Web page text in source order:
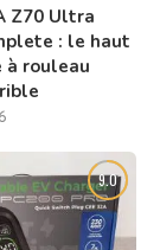
Z70 Ultra
: le haut
à rouleau
9.0